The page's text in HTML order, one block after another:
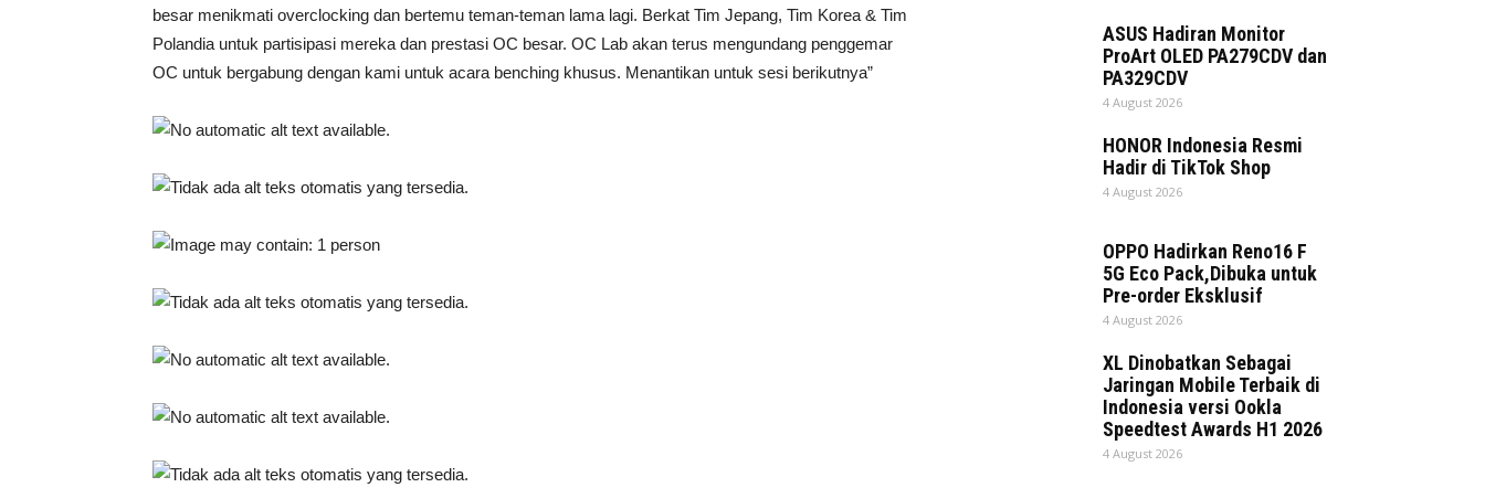
besar menikmati overclocking dan bertemu teman-teman lama lagi. Berkat Tim Jepang, Tim Korea & Tim
Polandia untuk partisipasi mereka dan prestasi OC besar. OC Lab akan terus mengundang penggemar
OC untuk bergabung dengan kami untuk acara benching khusus. Menantikan untuk sesi berikutnya”
ASUS Hadiran Monitor
ProArt OLED PA279CDV dan
PA329CDV
4 August 2026
HONOR Indonesia Resmi
Hadir di TikTok Shop
4 August 2026
OPPO Hadirkan Reno16 F
5G Eco Pack,Dibuka untuk
Pre-order Eksklusif
4 August 2026
XL Dinobatkan Sebagai
Jaringan Mobile Terbaik di
Indonesia versi Ookla
Speedtest Awards H1 2026
4 August 2026